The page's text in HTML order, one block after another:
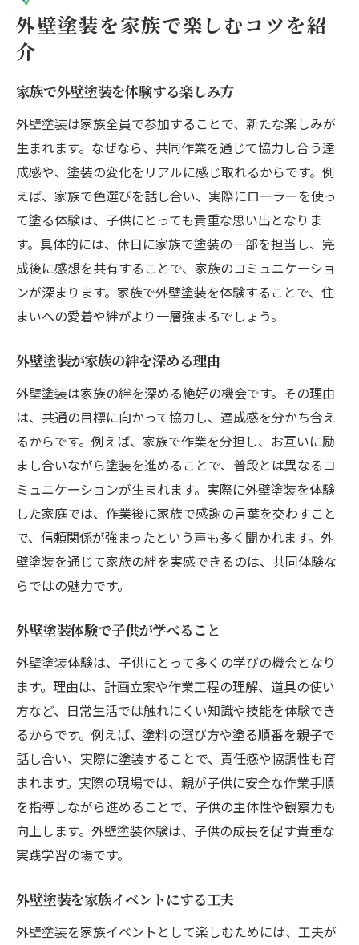
外壁塗装を家族で楽しむコツを紹
介
家族で外壁塗装を体験する楽しみ方
外壁塗装は家族全員で参加することで、新たな楽しみが
生まれます。なぜなら、共同作業を通じて協力し合う達
成感や、塗装の変化をリアルに感じ取れるからです。例
えば、家族で色選びを話し合い、実際にローラーを使っ
て塗る体験は、子供にとっても貴重な思い出となりま
す。具体的には、休日に家族で塗装の一部を担当し、完
成後に感想を共有することで、家族のコミュニケーショ
ンが深まります。家族で外壁塗装を体験することで、住
まいへの愛着や絆がより一層強まるでしょう。
外壁塗装が家族の絆を深める理由
外壁塗装は家族の絆を深める絶好の機会です。その理由
は、共通の目標に向かって協力し、達成感を分かち合え
るからです。例えば、家族で作業を分担し、お互いに励
まし合いながら塗装を進めることで、普段とは異なるコ
ミュニケーションが生まれます。実際に外壁塗装を体験
した家庭では、作業後に家族で感謝の言葉を交わすこと
で、信頼関係が強まったという声も多く聞かれます。外
壁塗装を通じて家族の絆を実感できるのは、共同体験な
らではの魅力です。
外壁塗装体験で子供が学べること
外壁塗装体験は、子供にとって多くの学びの機会となり
ます。理由は、計画立案や作業工程の理解、道具の使い
方など、日常生活では触れにくい知識や技能を体験でき
るからです。例えば、塗料の選び方や塗る順番を親子で
話し合い、実際に塗装することで、責任感や協調性も育
まれます。実際の現場では、親が子供に安全な作業手順
を指導しながら進めることで、子供の主体性や観察力も
向上します。外壁塗装体験は、子供の成長を促す貴重な
実践学習の場です。
外壁塗装を家族イベントにする工夫
外壁塗装を家族イベントとして楽しむためには、工夫が